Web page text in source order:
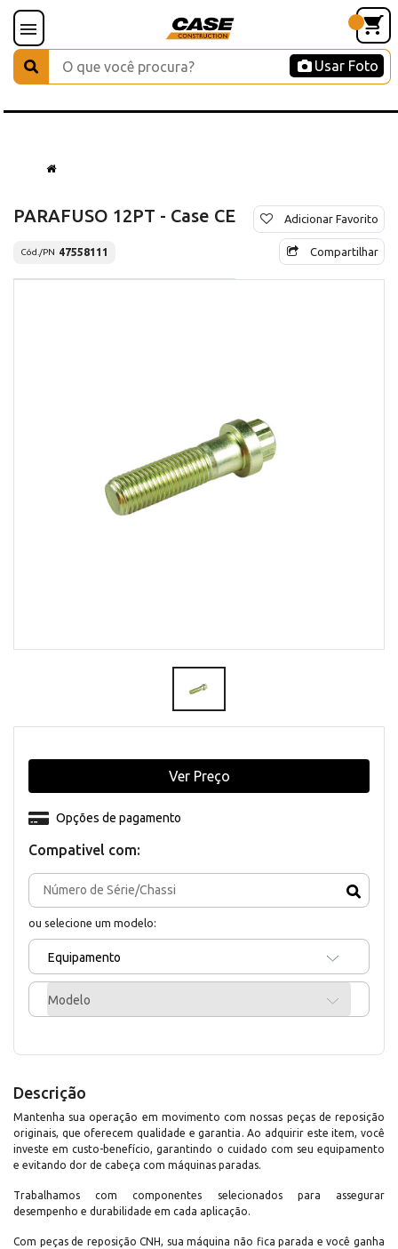
Usar Foto
PARAFUSO 12PT - Case CE
Cód./PN 47558111
Adicionar Favorito
Compartilhar
Compativel com:
ou selecione um modelo:
Equipamento
Modelo
Opções de pagamento
Ver Preço
Descrição
Mantenha sua operação em movimento com nossas peças de reposição
originais, que oferecem qualidade e garantia. Ao adquirir este item, você
investe em custo-benefício, garantindo o cuidado com seu equipamento
e evitando dor de cabeça com máquinas paradas.
Trabalhamos com componentes selecionados para assegurar
desempenho e durabilidade em cada aplicação.
Com peças de reposição CNH, sua máquina não fica parada e você ganha